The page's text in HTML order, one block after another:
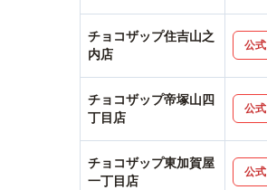
チョコザップ住吉山之
内店
公式
チョコザップ帝塚山四
丁目店
公式
チョコザップ東加賀屋
一丁目店
公式